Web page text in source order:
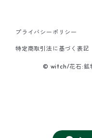
バングル
プライバシーポリシー
特定商取引法に基づく表記
© witch/花石:鉱